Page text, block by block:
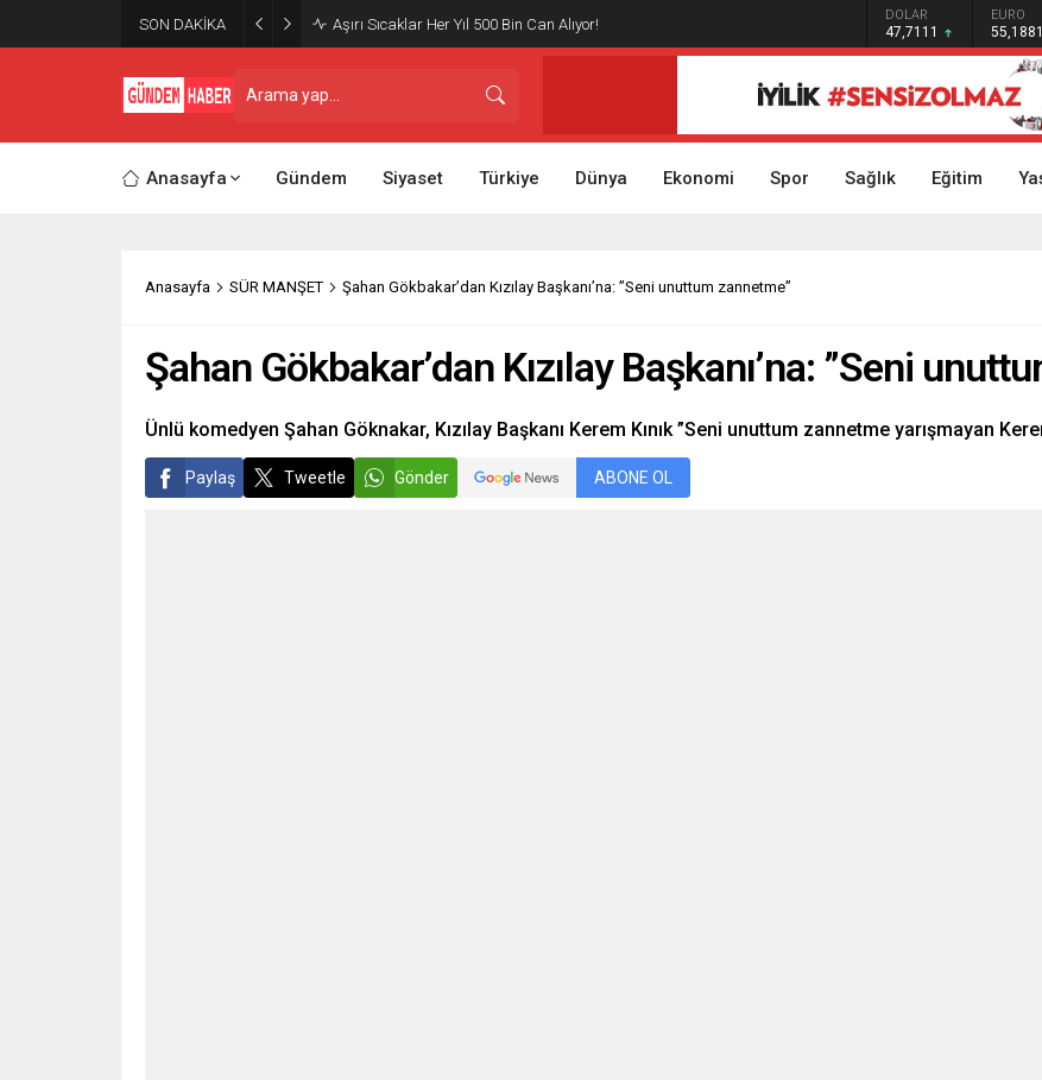
SON DAKİKA Aşırı Sıcaklar Her Yıl 500 Bin Can Alıyor! DOLAR
47,7111
EURO
55,1881
Anasayfa Gündem Siyaset Türkiye Dünya Ekonomi Spor Sağlık Eğitim
Anasayfa SÜR MANŞET Şahan Gökbakar’dan Kızılay Başkanı’na: ”Seni unuttum zannetme”
Şahan Gökbakar’dan Kızılay Başkanı’na: ”Seni
Ünlü komedyen Şahan Göknakar, Kızılay Başkanı Kerem Kınık ”Seni unuttum zannetme yarışmayan
Paylaş Tweetle Gönder ABONE OL